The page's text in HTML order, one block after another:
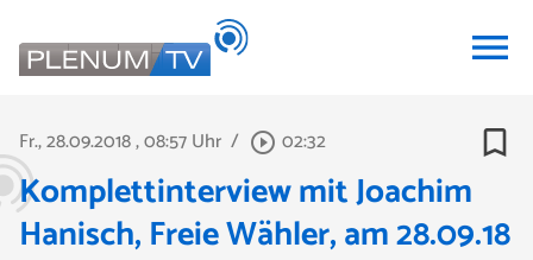
menu
Fr., 28.09.2018, 08:57 Uhr / play_circle_outline 02:32 bookmark_border
Komplettinterview mit Joachim
Hanisch, Freie Wähler, am 28.09.18